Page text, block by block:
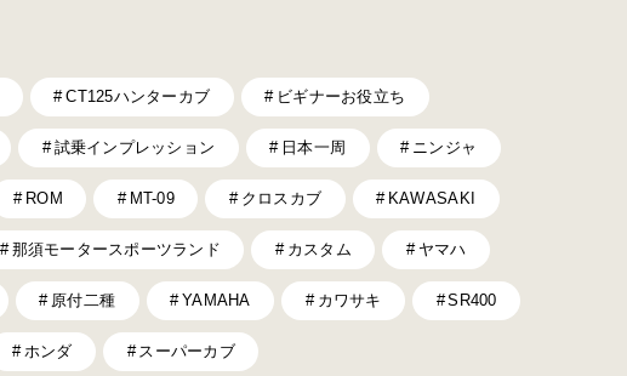
CT125ハンターカブ ビギナーお役立ち
試乗インプレッション 日本一周 ニンジャ
ROM MT-09 クロスカブ KAWASAKI
那須モータースポーツランド カスタム ヤマハ
原付二種 YAMAHA カワサキ SR400
ホンダ スーパーカブ